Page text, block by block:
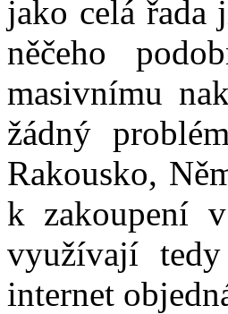
jako celá řada
něčeho
masivnímu
žádný
Rakousko,
k zakoupení
využívají
internet